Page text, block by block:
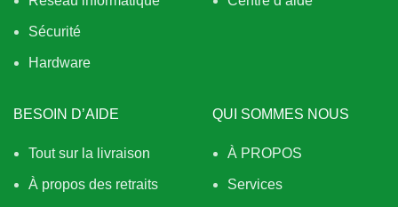
Sécurité
Hardware
BESOIN D’AIDE
Tout sur la livraison
À propos des retraits
QUI SOMMES NOUS
À PROPOS
Services